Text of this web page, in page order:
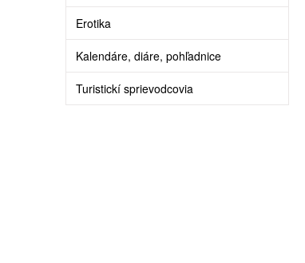
Erotika
Kalendáre, diáre, pohľadnice
Turistickí sprievodcovia